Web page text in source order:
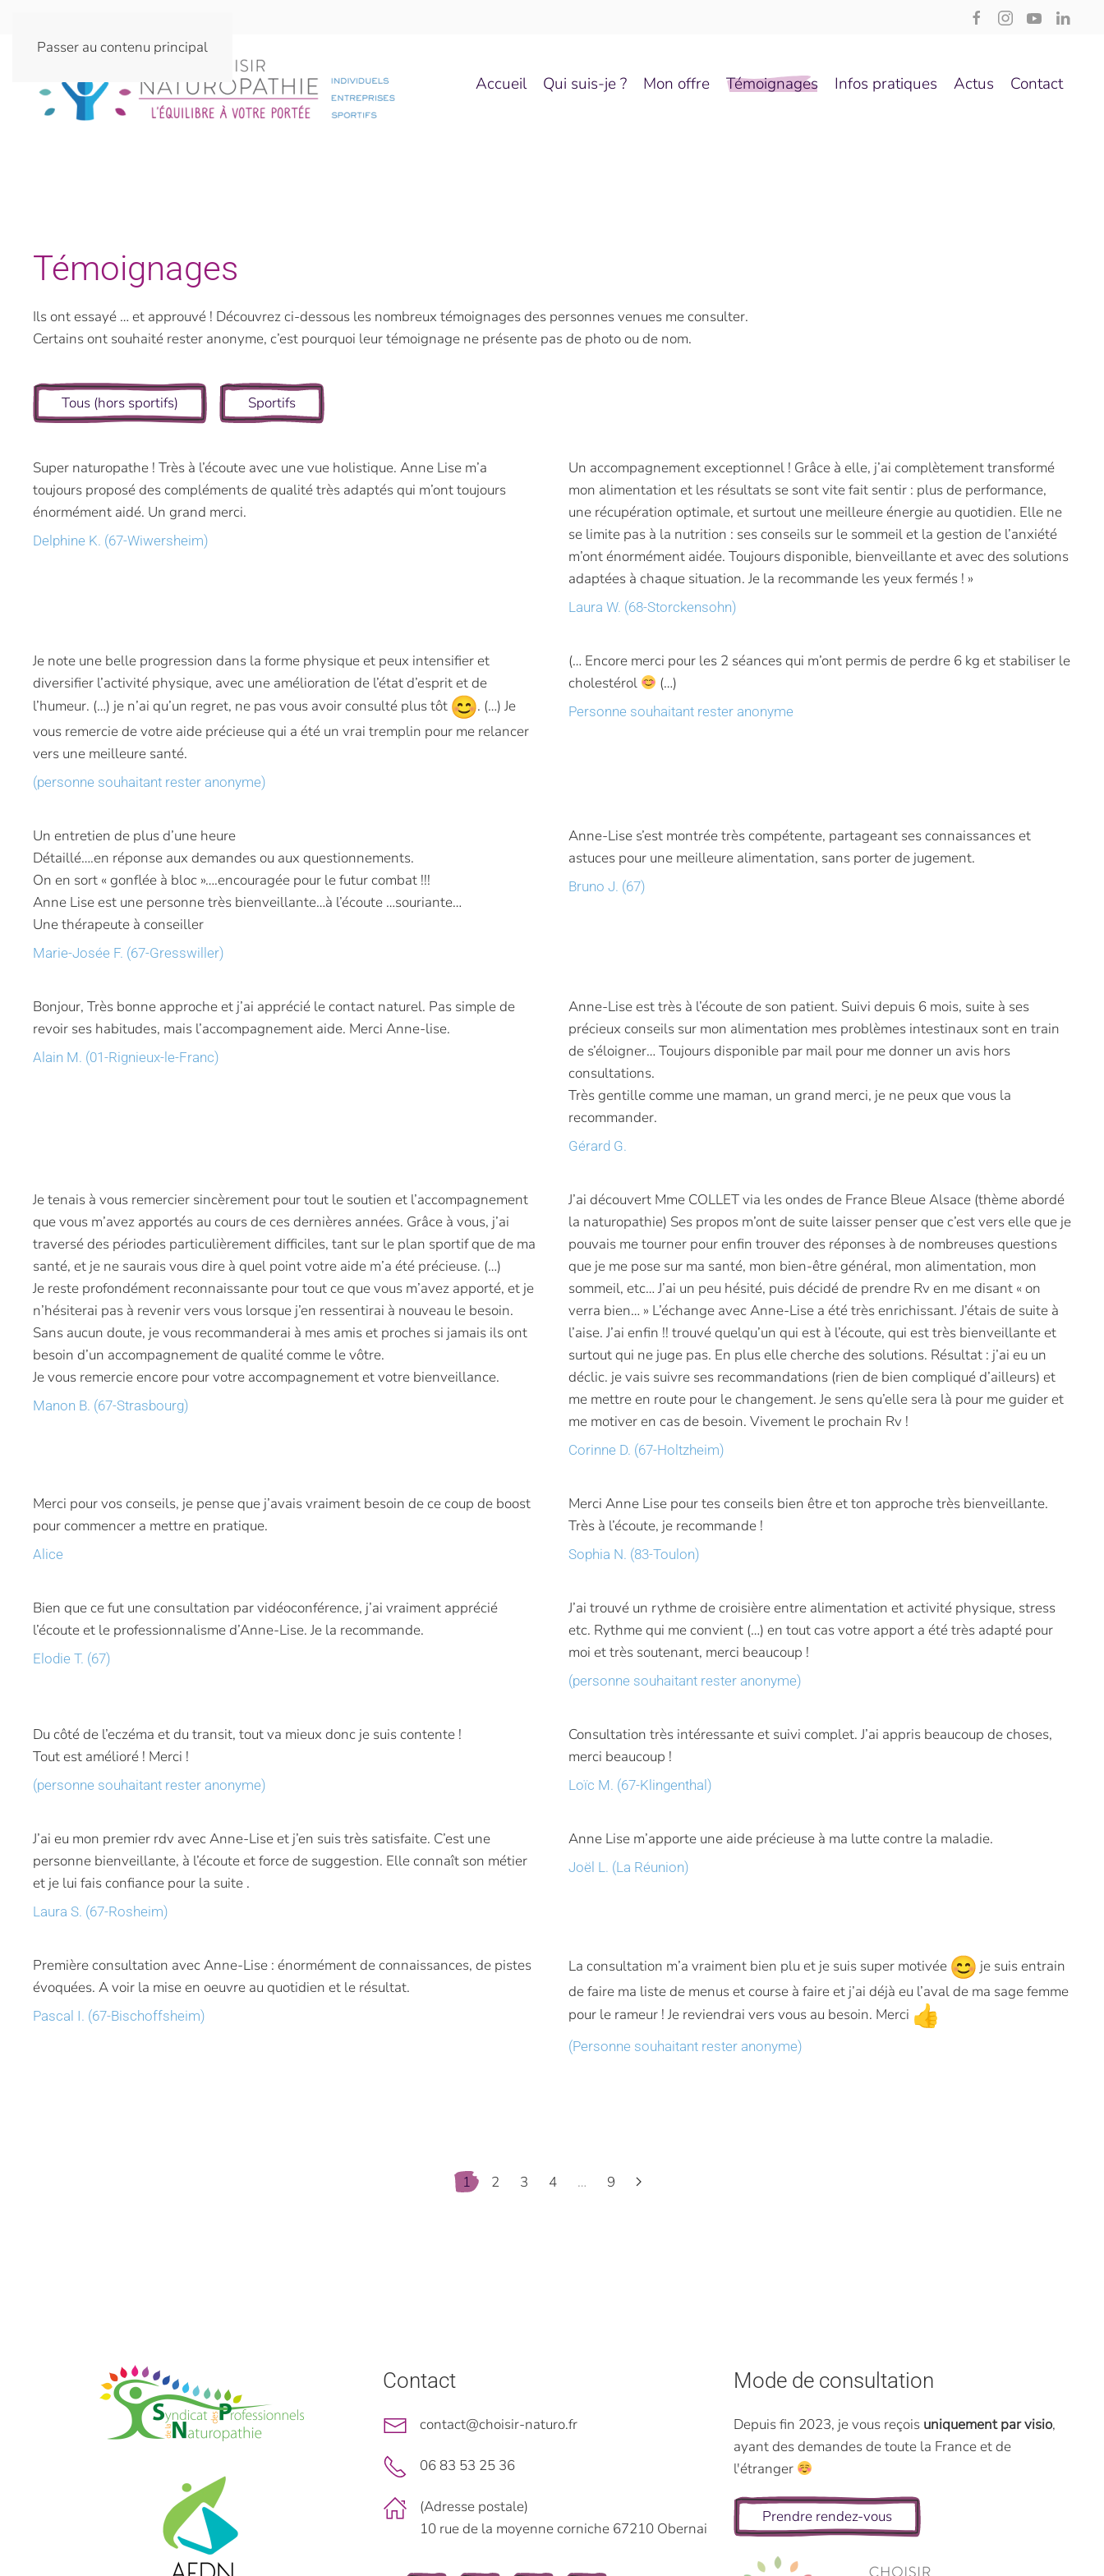
Passer au contenu principal
Accueil Qui suis-je ? Mon offre Témoignages Infos pratiques Actus Contact
Témoignages
Ils ont essayé … et approuvé ! Découvrez ci-dessous les nombreux témoignages des personnes venues me consulter.
Certains ont souhaité rester anonyme, c’est pourquoi leur témoignage ne présente pas de photo ou de nom.
Tous (hors sportifs) Sportifs
Super naturopathe ! Très à l’écoute avec une vue holistique. Anne Lise m’a
toujours proposé des compléments de qualité très adaptés qui m’ont toujours
énormément aidé. Un grand merci.
Delphine K. (67-Wiwersheim)
Un accompagnement exceptionnel ! Grâce à elle, j’ai complètement transformé
mon alimentation et les résultats se sont vite fait sentir : plus de performance,
une récupération optimale, et surtout une meilleure énergie au quotidien. Elle ne
se limite pas à la nutrition : ses conseils sur le sommeil et la gestion de l’anxiété
m’ont énormément aidée. Toujours disponible, bienveillante et avec des solutions
adaptées à chaque situation. Je la recommande les yeux fermés ! »
Laura W. (68-Storckensohn)
Je note une belle progression dans la forme physique et peux intensifier et
diversifier l’activité physique, avec une amélioration de l’état d’esprit et de
l’humeur. (…) je n’ai qu’un regret, ne pas vous avoir consulté plus tôt
. (…) Je
vous remercie de votre aide précieuse qui a été un vrai tremplin pour me relancer
vers une meilleure santé.
(personne souhaitant rester anonyme)
(… Encore merci pour les 2 séances qui m’ont permis de perdre 6 kg et stabiliser le
cholestérol
(…)
Personne souhaitant rester anonyme
Un entretien de plus d’une heure
Détaillé….en réponse aux demandes ou aux questionnements.
On en sort « gonflée à bloc »….encouragée pour le futur combat !!!
Anne Lise est une personne très bienveillante…à l’écoute …souriante…
Une thérapeute à conseiller
Marie-Josée F. (67-Gresswiller)
Anne-Lise s’est montrée très compétente, partageant ses connaissances et
astuces pour une meilleure alimentation, sans porter de jugement.
Bruno J. (67)
Bonjour, Très bonne approche et j’ai apprécié le contact naturel. Pas simple de
revoir ses habitudes, mais l’accompagnement aide. Merci Anne-lise.
Alain M. (01-Rignieux-le-Franc)
Anne-Lise est très à l’écoute de son patient. Suivi depuis 6 mois, suite à ses
précieux conseils sur mon alimentation mes problèmes intestinaux sont en train
de s’éloigner… Toujours disponible par mail pour me donner un avis hors
consultations.
Très gentille comme une maman, un grand merci, je ne peux que vous la
recommander.
Gérard G.
Je tenais à vous remercier sincèrement pour tout le soutien et l’accompagnement
que vous m’avez apportés au cours de ces dernières années. Grâce à vous, j’ai
traversé des périodes particulièrement difficiles, tant sur le plan sportif que de ma
santé, et je ne saurais vous dire à quel point votre aide m’a été précieuse. (…)
Je reste profondément reconnaissante pour tout ce que vous m’avez apporté, et je
n’hésiterai pas à revenir vers vous lorsque j’en ressentirai à nouveau le besoin.
Sans aucun doute, je vous recommanderai à mes amis et proches si jamais ils ont
besoin d’un accompagnement de qualité comme le vôtre.
Je vous remercie encore pour votre accompagnement et votre bienveillance.
Manon B. (67-Strasbourg)
J’ai découvert Mme COLLET via les ondes de France Bleue Alsace (thème abordé
la naturopathie) Ses propos m’ont de suite laisser penser que c’est vers elle que je
pouvais me tourner pour enfin trouver des réponses à de nombreuses questions
que je me pose sur ma santé, mon bien-être général, mon alimentation, mon
sommeil, etc… J’ai un peu hésité, puis décidé de prendre Rv en me disant « on
verra bien… » L’échange avec Anne-Lise a été très enrichissant. J’étais de suite à
l’aise. J’ai enfin !! trouvé quelqu’un qui est à l’écoute, qui est très bienveillante et
surtout qui ne juge pas. En plus elle cherche des solutions. Résultat : j’ai eu un
déclic. je vais suivre ses recommandations (rien de bien compliqué d’ailleurs) et
me mettre en route pour le changement. Je sens qu’elle sera là pour me guider et
me motiver en cas de besoin. Vivement le prochain Rv !
Corinne D. (67-Holtzheim)
Merci pour vos conseils, je pense que j’avais vraiment besoin de ce coup de boost
pour commencer a mettre en pratique.
Alice
Merci Anne Lise pour tes conseils bien être et ton approche très bienveillante.
Très à l’écoute, je recommande !
Sophia N. (83-Toulon)
Bien que ce fut une consultation par vidéoconférence, j’ai vraiment apprécié
l’écoute et le professionnalisme d’Anne-Lise. Je la recommande.
Elodie T. (67)
J’ai trouvé un rythme de croisière entre alimentation et activité physique, stress
etc. Rythme qui me convient (…) en tout cas votre apport a été très adapté pour
moi et très soutenant, merci beaucoup !
(personne souhaitant rester anonyme)
Du côté de l’eczéma et du transit, tout va mieux donc je suis contente !
Tout est amélioré ! Merci !
(personne souhaitant rester anonyme)
Consultation très intéressante et suivi complet. J’ai appris beaucoup de choses,
merci beaucoup !
Loïc M. (67-Klingenthal)
J’ai eu mon premier rdv avec Anne-Lise et j’en suis très satisfaite. C’est une
personne bienveillante, à l’écoute et force de suggestion. Elle connaît son métier
et je lui fais confiance pour la suite .
Laura S. (67-Rosheim)
Anne Lise m’apporte une aide précieuse à ma lutte contre la maladie.
Joël L. (La Réunion)
Première consultation avec Anne-Lise : énormément de connaissances, de pistes
évoquées. A voir la mise en oeuvre au quotidien et le résultat.
Pascal I. (67-Bischoffsheim)
La consultation m’a vraiment bien plu et je suis super motivée
je suis entrain
de faire ma liste de menus et course à faire et j’ai déjà eu l’aval de ma sage femme
pour le rameur ! Je reviendrai vers vous au besoin. Merci
(Personne souhaitant rester anonyme)
1 2 3 4 … 9
Contact
contact@choisir-naturo.fr
06 83 53 25 36
(Adresse postale)
10 rue de la moyenne corniche 67210 Obernai
Mode de consultation
Depuis fin 2023, je vous reçois uniquement par visio,
ayant des demandes de toute la France et de
l'étranger
Prendre rendez-vous